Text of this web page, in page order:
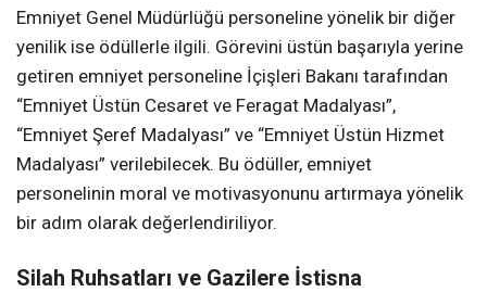
Emniyet Genel Müdürlüğü personeline yönelik bir diğer
yenilik ise ödüllerle ilgili. Görevini üstün başarıyla yerine
getiren emniyet personeline İçişleri Bakanı tarafından
“Emniyet Üstün Cesaret ve Feragat Madalyası”,
“Emniyet Şeref Madalyası” ve “Emniyet Üstün Hizmet
Madalyası” verilebilecek. Bu ödüller, emniyet
personelinin moral ve motivasyonunu artırmaya yönelik
bir adım olarak değerlendiriliyor.
Silah Ruhsatları ve Gazilere İstisna